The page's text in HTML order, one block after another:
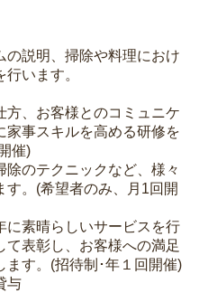
の説明、掃除や料理におけ
います。
方、お客様とのコミュニケ
家事スキルを高める研修を
催)
除のテクニックなど、様々
す。(希望者のみ、月1回開
に素晴らしいサービスを行
て表彰し、お客様への満足
ます。(招待制･年１回開催)
与